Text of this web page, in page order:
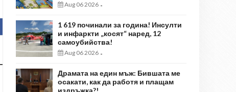
Aug 06 2026 -
1 619 починали за година! Инсулти
и инфаркти „косят“ наред, 12
самоубийства!
Aug 06 2026 -
Драмата на един мъж: Бившата ме
осакати, как да работя и плащам